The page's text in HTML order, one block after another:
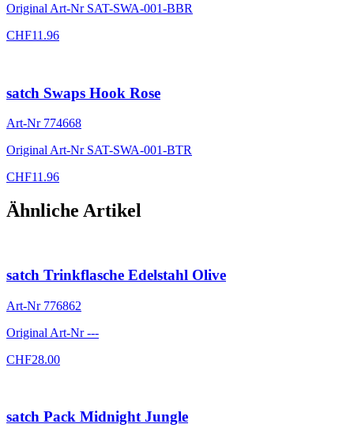
Original Art-Nr SAT-SWA-001-BBR
CHF11.96
satch Swaps Hook Rose
Art-Nr 774668
Original Art-Nr SAT-SWA-001-BTR
CHF11.96
Ähnliche Artikel
satch Trinkflasche Edelstahl Olive
Art-Nr 776862
Original Art-Nr---
CHF28.00
satch Pack Midnight Jungle